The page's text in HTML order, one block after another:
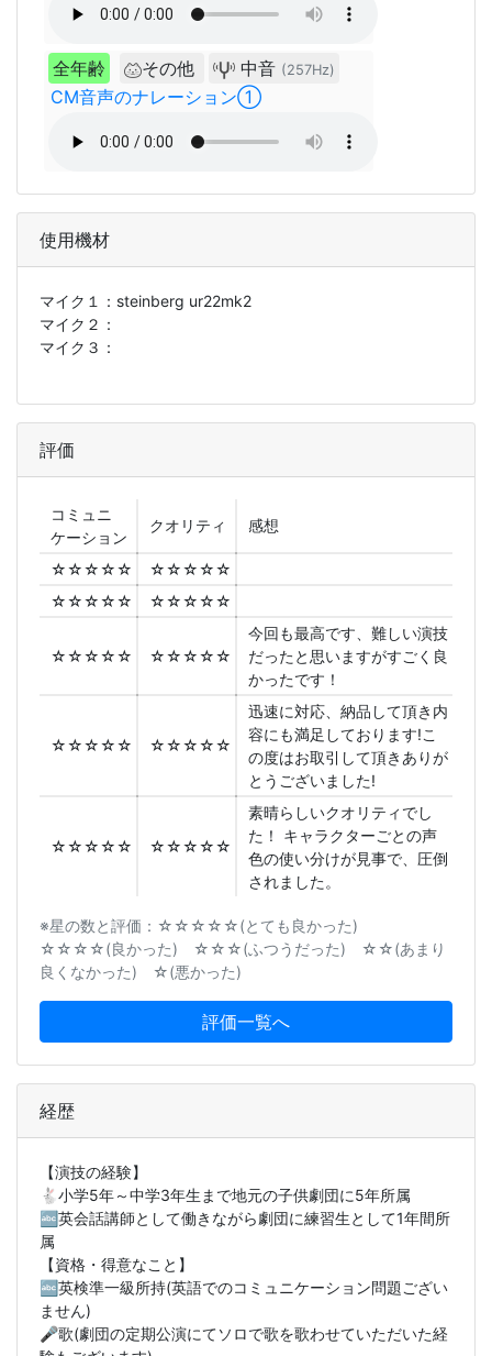
全年齢 その他 中音 (257Hz)
CM音声のナレーション①
使用機材
マイク１： steinberg ur22mk2
マイク２：
マイク３：
評価
コミュニ
ケーション
クオリティ 感想
☆☆☆☆☆
☆☆☆☆☆
☆☆☆☆☆
☆☆☆☆☆
☆☆☆☆☆ ☆☆☆☆☆
今回も最高です、難しい演技
だったと思いますがすごく良
かったです！
☆☆☆☆☆ ☆☆☆☆☆
迅速に対応、納品して頂き内
容にも満足しております!こ
の度はお取引して頂きありが
とうございました!
☆☆☆☆☆ ☆☆☆☆☆
素晴らしいクオリティでし
た！ キャラクターごとの声
色の使い分けが見事で、圧倒
されました。
※星の数と評価：☆☆☆☆☆(とても良かった)
☆☆☆☆(良かった) ☆☆☆(ふつうだった) ☆☆(あまり
良くなかった) ☆(悪かった)
評価一覧へ
経歴
【演技の経験】
🐇小学5年～中学3年生まで地元の子供劇団に5年所属
🔤英会話講師として働きながら劇団に練習生として1年間所
属
【資格・得意なこと】
🔤英検準一級所持(英語でのコミュニケーション問題ござい
ません)
🎤歌(劇団の定期公演にてソロで歌を歌わせていただいた経